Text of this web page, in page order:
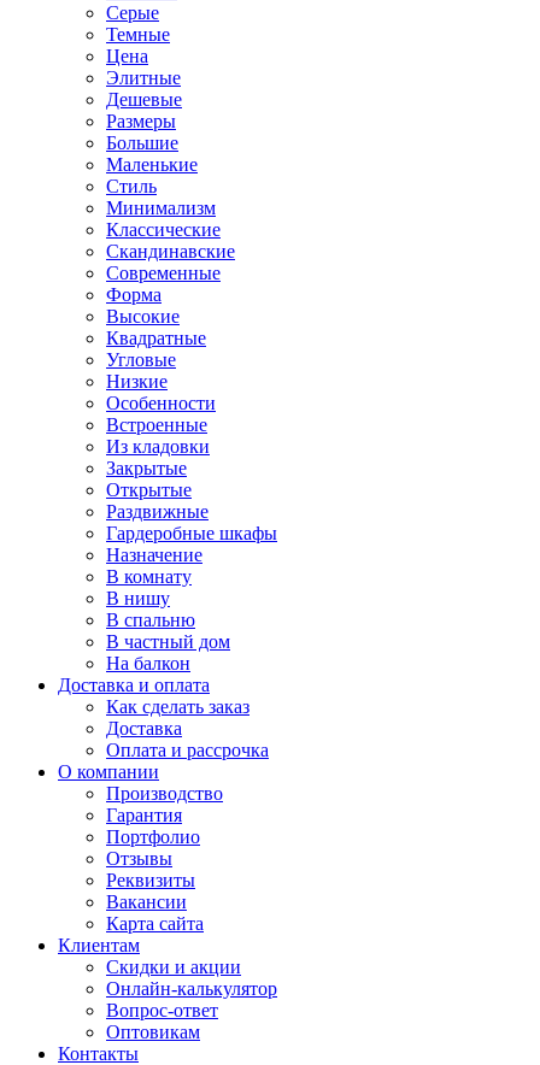
Серые
Темные
Цена
Элитные
Дешевые
Размеры
Большие
Маленькие
Стиль
Минимализм
Классические
Скандинавские
Современные
Форма
Высокие
Квадратные
Угловые
Низкие
Особенности
Встроенные
Из кладовки
Закрытые
Открытые
Раздвижные
Гардеробные шкафы
Назначение
В комнату
В нишу
В спальню
В частный дом
На балкон
Доставка и оплата
Как сделать заказ
Доставка
Оплата и рассрочка
О компании
Производство
Гарантия
Портфолио
Отзывы
Реквизиты
Вакансии
Карта сайта
Клиентам
Скидки и акции
Онлайн-калькулятор
Вопрос-ответ
Оптовикам
Контакты